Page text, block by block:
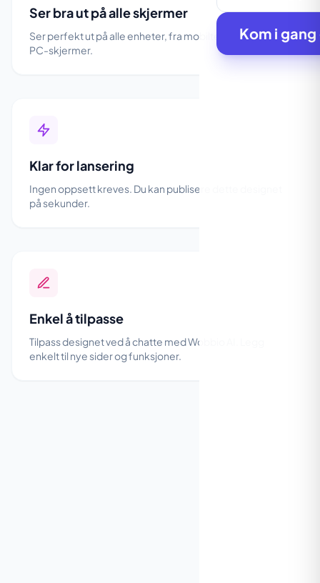
Kom i
Ser bra ut på alle skjermer
Ser perfekt ut på alle enheter, fra mobiltelefoner til store
PC-skjermer.
Klar for lansering
Ingen oppsett kreves. Du kan publisere dette designet
på sekunder.
Enkel å tilpasse
Tilpass designet ved å chatte med Wobbio AI. Legg
enkelt til nye sider og funksjoner.